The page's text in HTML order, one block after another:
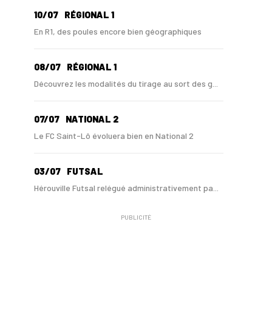
10/07 RÉGIONAL 1
En R1, des poules encore bien géographiques
08/07 RÉGIONAL 1
Découvrez les modalités du tirage au sort des g...
07/07 NATIONAL 2
Le FC Saint-Lô évoluera bien en National 2
03/07 FUTSAL
Hérouville Futsal relégué administrativement pa...
PUBLICITÉ